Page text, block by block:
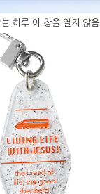
하루 이 창을 열지 않음